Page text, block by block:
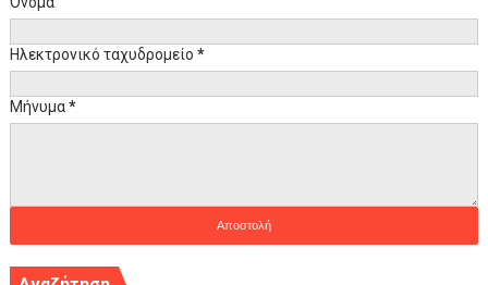
Ηλεκτρονικό ταχυδρομείο *
Μήνυμα*